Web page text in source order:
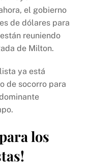
el gobierno
de dólares para
reuniendo
de Milton.
ya está
de socorro para
los